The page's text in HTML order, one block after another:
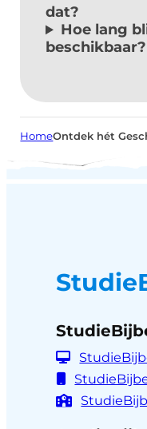
dat?
Hoe lang
beschikbaar?
HomeOntdek hét